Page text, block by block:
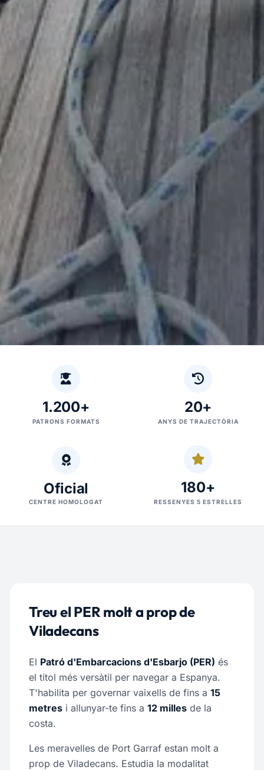
1.200+
PATRONS FORMATS
20+
ANYS DE TRAJECTÒRIA
Oficial
CENTRE HOMOLOGAT
180+
RESSENYES 5 ESTRELLES
Treu el PER molt a prop de
Viladecans
El Patró d'Embarcacions d'Esbarjo (PER) és
el títol més versàtil per navegar a Espanya.
T'habilita per governar vaixells de fins a 15
metres i allunyar-te fins a 12 milles de la
costa.
Les meravelles de Port Garraf estan molt a
prop de Viladecans. Estudia la modalitat